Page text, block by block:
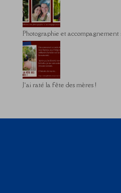
Photographie et accompagnement
J’ai raté la fête des mères !